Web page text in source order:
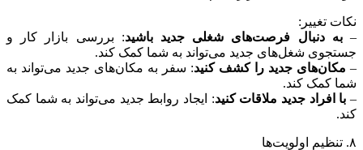
نکات تغییر:
–به دنبال فرصت‌های شغلی جدید باشید: بررسی بازار کار و
جستجوی شغل‌های جدید می‌تواند به شما کمک کند.
– مکان‌های جدید را کشف کنید: سفر به مکان‌های جدید می‌تواند به
شما کمک کند.
– با افراد جدید ملاقات کنید: ایجاد روابط جدید می‌تواند به شما کمک
کند.
۸. تنظیم اولویت‌ها